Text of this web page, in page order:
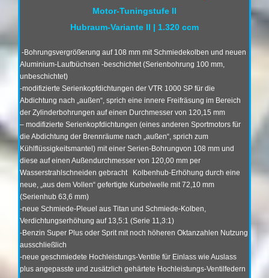
Motor-Tuningstufe II
Hubraum-Variante II | 1.320 ccm
-Bohrungsvergrößerung auf 108 mm mit Schmiedekolben und neuen
Aluminium-Laufbüchsen -beschichtet (Serienbohrung 100 mm,
unbeschichtet)
-modifizierte Serienkopfdichtungen der VTR 1000 SP für die
Abdichtung nach „außen“, sprich eine innere Freifräsung im Bereich
der Zylinderbohrungen auf einen Durchmesser von 120,15 mm
– modifizierte Serienkopfdichtungen (eines anderen Sportmotors für
die Abdichtung der Brennräume nach „außen“, sprich zum
Kühlflüssigkeitsmantel) mit einer Serien-Bohrungvon 108 mm und
diese auf einen Außendurchmesser von 120,00 mm per
Wasserstrahlschneiden gebracht Kolbenhub-Erhöhung durch eine
neue, „aus dem Vollen“ gefertigte Kurbelwelle mit 72,10 mm
(Serienhub 63,6 mm)
-neue Schmiede-Pleuel aus Titan und Schmiede-Kolben,
Verdichtungserhöhung auf 13,5:1 (Serie 11,3:1)
-Benzin Super Plus oder Sprit mit noch höheren Oktanzahlen Nutzung
ausschließlich
-neue geschmiedete Hochleistungs-Ventile für Einlass wie Auslass
plus angepasste und zusätzlich gehärtete Hochleistungs-Ventilfedern